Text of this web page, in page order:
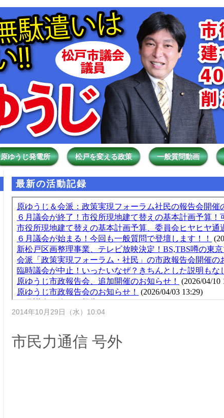
原ゆうじ発電所 松戸を変える政策 一般質問動画
最新の活動記録
2014年10月29日（水）10:04
市民力通信 号外